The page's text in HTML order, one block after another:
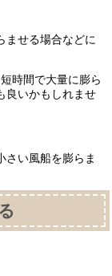
ませる場合などに
時間で大量に膨ら
良いかもしれませ
さい風船を膨らま